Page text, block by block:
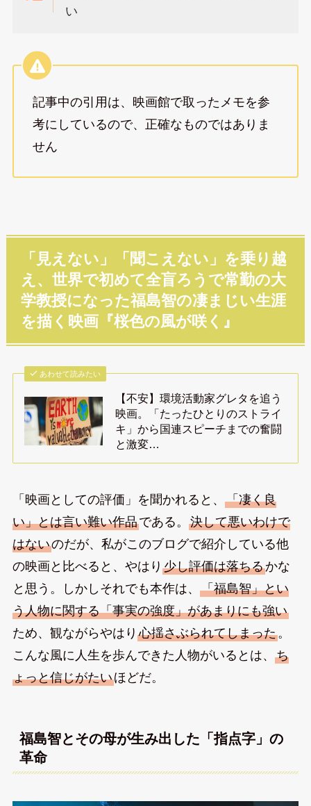
い
記事中の引用は、映画館で取ったメモを参
考にしているので、正確なものではありま
せん
「見えない」「聞こえない」を乗り越
え、世界で初めて全盲ろうで常勤の大
学教授になった福島智の凄まじい生涯
を描く映画『桜色の風が咲く』
あわせて読みたい
【不安】環境活動家グレタを追う
映画。「たったひとりのストライ
キ」から国連スピーチまでの奮闘
と激変…
「映画としての評価」を聞かれると、 「凄く良
い」とは言い難い作品である。 決して悪いわけで
はないのだが、私がこのブログで紹介している他
の映画と比べると、やはり 少し評価は落ちるかな
と思う。しかしそれでも本作は、 「福島智」とい
う人物に関する「事実の強度」があまりにも強い
ため、観ながらやはり 心揺さぶられてしまった。
こんな風に人生を歩んできた人物がいるとは、 ち
ょっと信じがたいほどだ。
福島智とその母が生み出した「指点字」の
革命